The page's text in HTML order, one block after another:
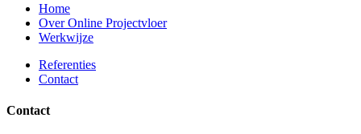
Home
Over Online Projectvloer
Werkwijze
Referenties
Contact
Contact